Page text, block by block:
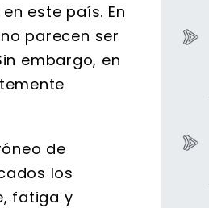
este país. En
parecen ser
embargo, en
de
los
fatiga y